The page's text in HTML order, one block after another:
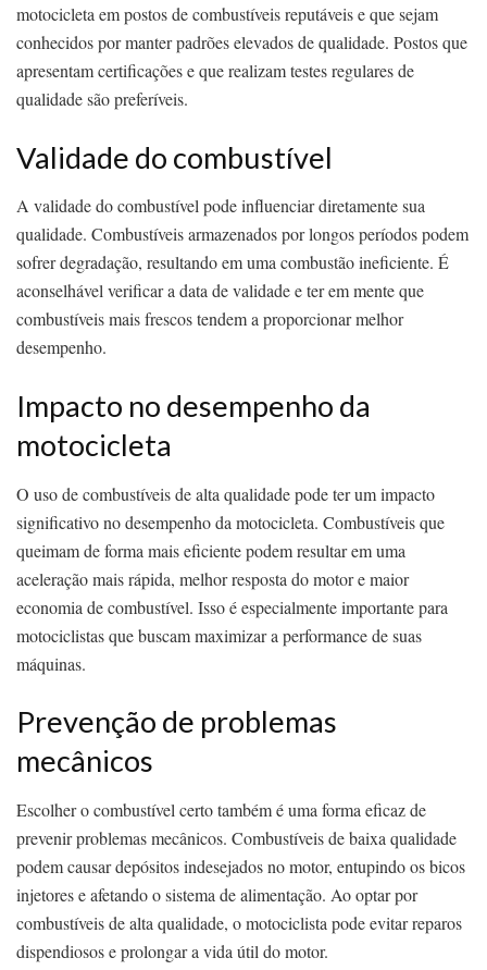
motocicleta em postos de combustíveis reputáveis e que sejam
conhecidos por manter padrões elevados de qualidade. Postos que
apresentam certificações e que realizam testes regulares de
qualidade são preferíveis.
Validade do combustível
A validade do combustível pode influenciar diretamente sua
qualidade. Combustíveis armazenados por longos períodos podem
sofrer degradação, resultando em uma combustão ineficiente. É
aconselhável verificar a data de validade e ter em mente que
combustíveis mais frescos tendem a proporcionar melhor
desempenho.
Impacto no desempenho da
motocicleta
O uso de combustíveis de alta qualidade pode ter um impacto
significativo no desempenho da motocicleta. Combustíveis que
queimam de forma mais eficiente podem resultar em uma
aceleração mais rápida, melhor resposta do motor e maior
economia de combustível. Isso é especialmente importante para
motociclistas que buscam maximizar a performance de suas
máquinas.
Prevenção de problemas
mecânicos
Escolher o combustível certo também é uma forma eficaz de
prevenir problemas mecânicos. Combustíveis de baixa qualidade
podem causar depósitos indesejados no motor, entupindo os bicos
injetores e afetando o sistema de alimentação. Ao optar por
combustíveis de alta qualidade, o motociclista pode evitar reparos
dispendiosos e prolongar a vida útil do motor.